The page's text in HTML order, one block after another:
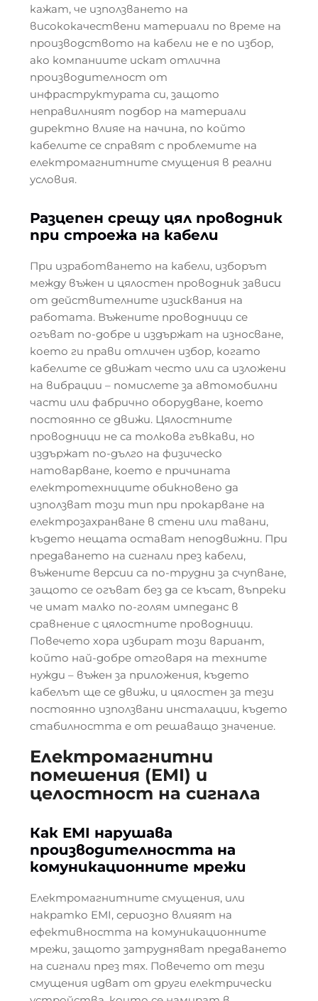
кажат, че използването на
висококачествени материали по време на
производството на кабели не е по избор,
ако компаниите искат отлична
производителност от
инфраструктурата си, защото
неправилният подбор на материали
директно влияе на начина, по който
кабелите се справят с проблемите на
електромагнитните смущения в реални
условия.
Разцепен срещу цял проводник
при строежа на кабели
При изработването на кабели, изборът
между въжен и цялостен проводник зависи
от действителните изисквания на
работата. Въжените проводници се
огъват по-добре и издържат на износване,
което ги прави отличен избор, когато
кабелите се движат често или са изложени
на вибрации – помислете за автомобилни
части или фабрично оборудване, което
постоянно се движи. Цялостните
проводници не са толкова гъвкави, но
издържат по-дълго на физическо
натоварване, което е причината
електротехниците обикновено да
използват този тип при прокарване на
електрозахранване в стени или тавани,
където нещата остават неподвижни. При
предаването на сигнали през кабели,
въжените версии са по-трудни за счупване,
защото се огъват без да се късат, въпреки
че имат малко по-голям импеданс в
сравнение с цялостните проводници.
Повечето хора избират този вариант,
който най-добре отговаря на техните
нужди – въжен за приложения, където
кабелът ще се движи, и цялостен за тези
постоянно използвани инсталации, където
стабилността е от решаващо значение.
Електромагнитни
помешения (EMI) и
целостност на сигнала
Как EMI нарушава
производителността на
комуникационните мрежи
Електромагнитните смущения, или
накратко EMI, сериозно влияят на
ефективността на комуникационните
мрежи, защото затрудняват предаването
на сигнали през тях. Повечето от тези
смущения идват от други електрически